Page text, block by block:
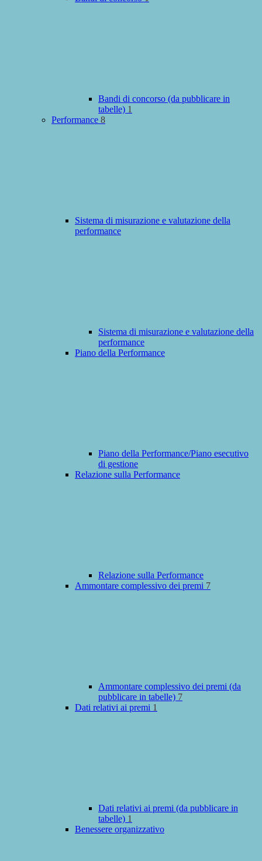
Bandi di concorso (da pubblicare in
tabelle) 1
Performance 8
Sistema di misurazione e valutazione della
performance
Sistema di misurazione e valutazione della
performance
Piano della Performance
Piano della Performance/Piano esecutivo
di gestione
Relazione sulla Performance
Relazione sulla Performance
Ammontare complessivo dei premi 7
Ammontare complessivo dei premi (da
pubblicare in tabelle) 7
Dati relativi ai premi 1
Dati relativi ai premi (da pubblicare in
tabelle) 1
Benessere organizzativo